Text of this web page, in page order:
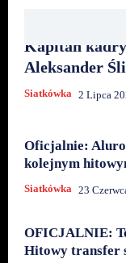
Kapitan
Aleksander
Siatkówka 2 Lipca
Oficjalnie:
kolejnym
Siatkówka 23
OFICJALNIE:
Hitowy transfer